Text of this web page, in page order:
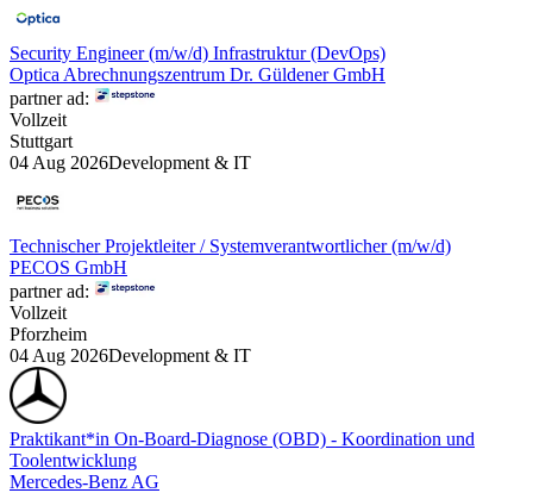
Security Engineer (m/w/d) Infrastruktur (DevOps)
Optica Abrechnungszentrum Dr. Güldener GmbH
partner ad:
Vollzeit
Stuttgart
04 Aug 2026Development & IT
Technischer Projektleiter / Systemverantwortlicher (m/w/d)
PECOS GmbH
partner ad:
Vollzeit
Pforzheim
04 Aug 2026Development & IT
Praktikant*in On-Board-Diagnose (OBD) - Koordination und
Toolentwicklung
Mercedes-Benz AG